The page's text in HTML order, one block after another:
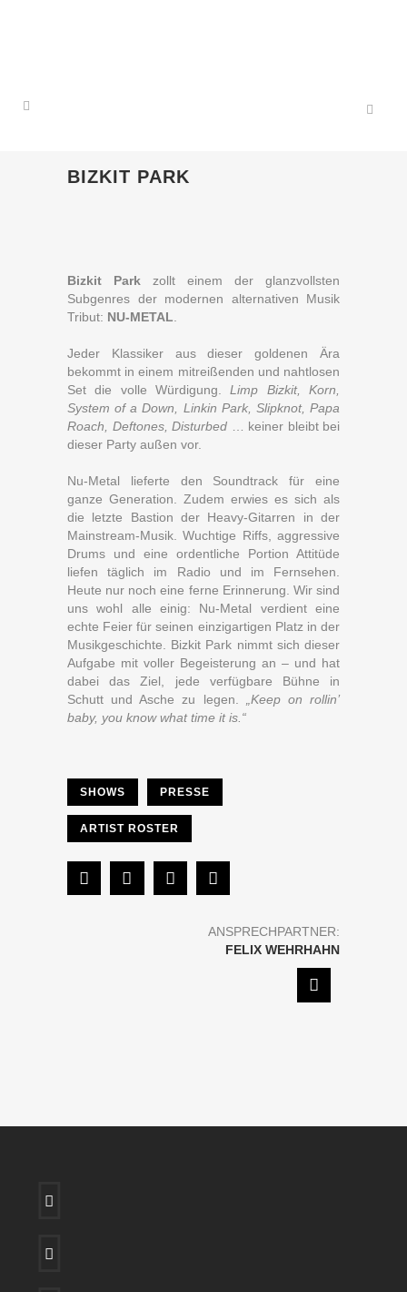
BIZKIT PARK
Bizkit Park zollt einem der glanzvollsten
Subgenres der modernen alternativen Musik
Tribut: NU-METAL
Jeder Klassiker aus dieser goldenen Ära
bekommt in einem mitreißenden und nahtlosen
Set die volle Würdigung.Limp Bizkit, Korn,
System of a Down, Linkin Park, Slipknot, Papa
Roach, Deftones, Disturbed … keiner bleibt bei
dieser Party außen vor.
Nu-Metal lieferte den Soundtrack für eine
ganze Generation. Zudem erwies es sich als
die letzte Bastion der Heavy-Gitarren in der
Mainstream-Musik. Wuchtige Riffs, aggressive
Drums und eine ordentliche Portion Attitüde
liefen täglich im Radio und im Fernsehen.
Heute nur noch eine ferne Erinnerung. Wir sind
uns wohl alle einig: Nu-Metal verdient eine
echte Feier für seinen einzigartigen Platz in der
Musikgeschichte. Bizkit Park nimmt sich dieser
Aufgabe mit voller Begeisterung an – und hat
dabei das Ziel, jede verfügbare Bühne in
Schutt und Asche zu legen.
„Keep on rollin’
baby, you know what time it is.“
SHOWS PRESSE
ARTIST ROSTER
ANSPRECHPARTNER:
FELIX WEHRHAHN